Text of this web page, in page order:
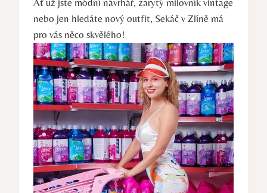
Ať už jste módní návrhář, zarytý milovník vintage
nebo jen hledáte nový outfit, Sekáč v Zlíně má
pro vás něco skvělého!